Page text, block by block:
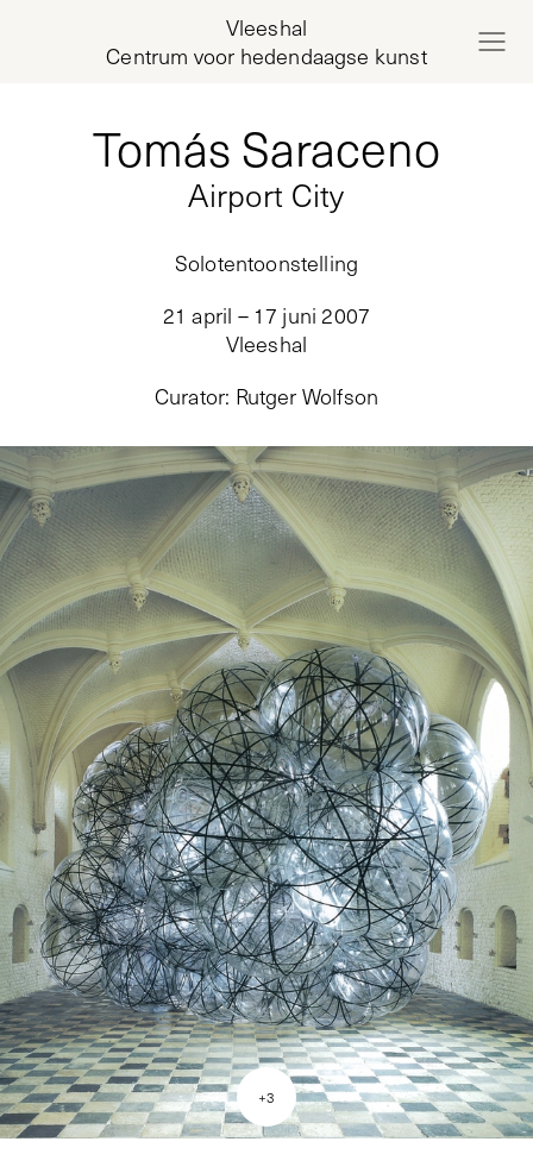
Vleeshal
Centrum voor hedendaagse kunst
Airport City
Tomás Saraceno
Solotentoonstelling
21 april – 17 juni 2007
Vleeshal
Curator: Rutger Wolfson
+3